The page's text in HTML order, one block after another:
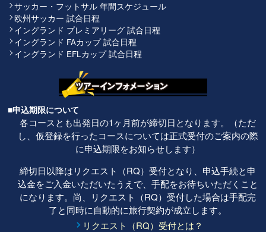
サッカー・フットサル 年間スケジュール
欧州サッカー 試合日程
イングランド プレミアリーグ 試合日程
イングランド FAカップ 試合日程
イングランド EFLカップ 試合日程
■申込期限について
各コースとも出発日の1ヶ月前が締切日となります。（ただ
し、仮登録を行ったコースについては正式受付のご案内の際
に申込期限をお知らせします）
締切日以降はリクエスト（RQ）受付となり、申込手続と申
込金をご入金いただいたうえで、手配をお待ちいただくこと
になります。尚、リクエスト（RQ）受付した場合は手配完
了と同時に自動的に旅行契約が成立します。
リクエスト（RQ）受付とは？